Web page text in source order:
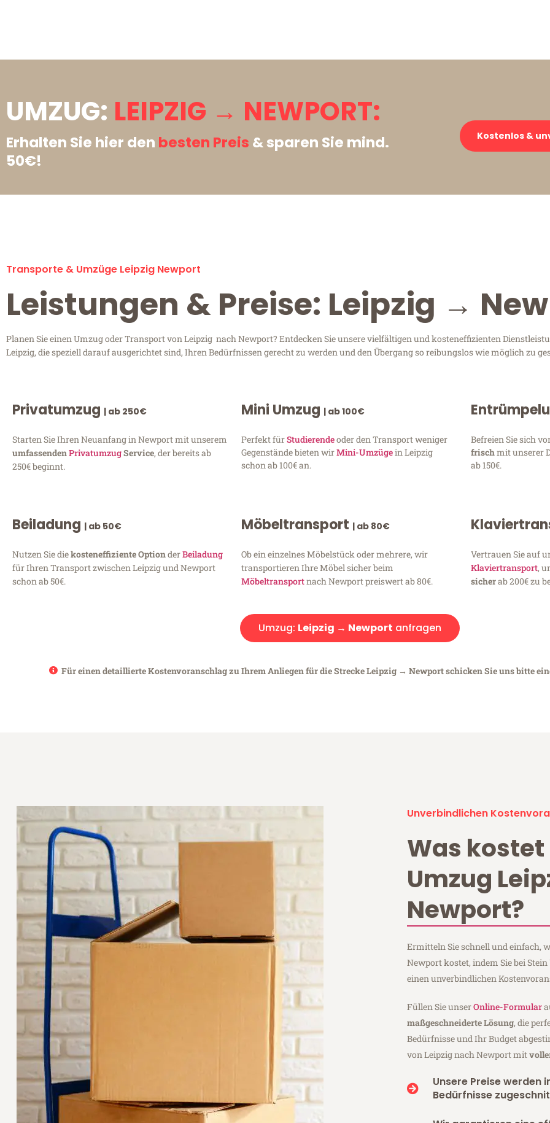
UMZUG: LEIPZIG → NEWPORT:
Erhalten Sie hier den besten Preis & sparen Sie mind.
50€!
Kostenlos &
Transporte & Umzüge Leipzig Newport
Leistungen & Preise: Leipzig →
Planen Sie einen Umzug oder Transport von Leipzig nach Newport? Entdecken Sie unsere vielfältigen und kosteneffizienten
Leipzig, die speziell darauf ausgerichtet sind, Ihren Bedürfnissen gerecht zu werden und den Übergang so reibungslos wie möglich zu
Privatumzug | ab 250€
Starten Sie Ihren Neuanfang in Newport mit unserem
umfassendenPrivatumzugService, der bereits ab
250€ beginnt.
Mini Umzug | ab 100€
Perfekt fürStudierendeoder den Transport weniger
Gegenstände bieten wirMini-Umzügein Leipzig
schon ab 100€ an.
Befreien Sie sich
frischmit unserer
ab 150€.
Beiladung | ab 50€
Nutzen Sie diekosteneffiziente OptionderBeiladung
für Ihren Transport zwischen Leipzig und Newport
schon ab 50€.
Möbeltransport | ab 80€
Ob ein einzelnes Möbelstück oder mehrere, wir
transportieren Ihre Möbel sicher beim
Möbeltransportnach Newport preiswert ab 80€.
Vertrauen Sie auf
Klaviertransport,
sicherab 200€ zu
Umzug: Leipzig → Newport anfragen
Für einen detaillierte Kostenvoranschlag zu Ihrem Anliegen für die Strecke Leipzig → Newport schicken Sie uns bitte
Unverbindlichen
Was kostet
Umzug
Newport?
Ermitteln Sie schnell und einfach,
Newport kostet, indem Sie bei
einen unverbindlichen
Füllen Sie unserOnline-Formular
maßgeschneiderte Lösung, die
Bedürfnisse und Ihr Budget
von Leipzig nach Newport mit
Unsere Preise werden
Bedürfnisse